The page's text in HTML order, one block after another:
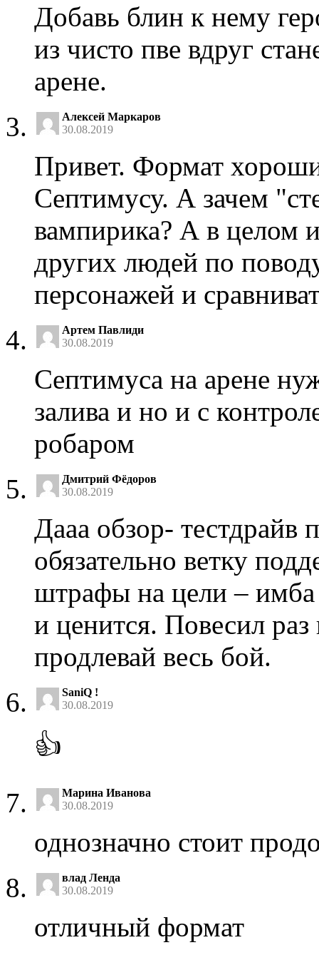
Добавь блин к нему
из чисто пве вдруг
арене.
Алексей Маркаров
30.08.2019
Привет. Формат
Септимусу. А зачем
вампирика? А в целом
других людей по
персонажей и
Артем Павлиди
30.08.2019
Септимуса на арене
залива и но и с
робаром
Дмитрий Фёдоров
30.08.2019
Дааа обзор- тестдрайв
обязательно ветку
штрафы на цели – имба
и ценится. Повесил
продлевай весь бой.
SaniQ !
30.08.2019
👍
Марина Иванова
30.08.2019
однозначно стоит
влад Ленда
30.08.2019
отличный формат